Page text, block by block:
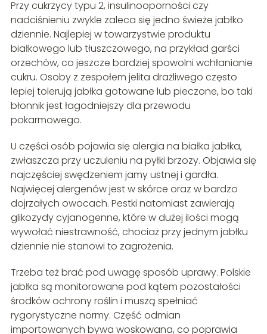
Przy cukrzycy typu 2, insulinooporności czy
nadciśnieniu zwykle zaleca się jedno świeże jabłko
dziennie. Najlepiej w towarzystwie produktu
białkowego lub tłuszczowego, na przykład garści
orzechów, co jeszcze bardziej spowolni wchłanianie
cukru. Osoby z zespołem jelita drażliwego często
lepiej tolerują jabłka gotowane lub pieczone, bo taki
błonnik jest łagodniejszy dla przewodu
pokarmowego.
U części osób pojawia się alergia na białka jabłka,
zwłaszcza przy uczuleniu na pyłki brzozy. Objawia się
najczęściej swędzeniem jamy ustnej i gardła.
Najwięcej alergenów jest w skórce oraz w bardzo
dojrzałych owocach. Pestki natomiast zawierają
glikozydy cyjanogenne, które w dużej ilości mogą
wywołać niestrawność, chociaż przy jednym jabłku
dziennie nie stanowi to zagrożenia.
Trzeba też brać pod uwagę sposób uprawy. Polskie
jabłka są monitorowane pod kątem pozostałości
środków ochrony roślin i muszą spełniać
rygorystyczne normy. Część odmian
importowanych bywa woskowana, co poprawia